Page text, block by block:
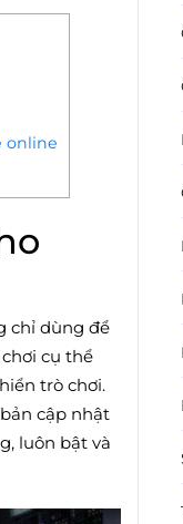
online
chỉ dùng để
cụ thể
trò chơi.
cập nhật
luôn bật và